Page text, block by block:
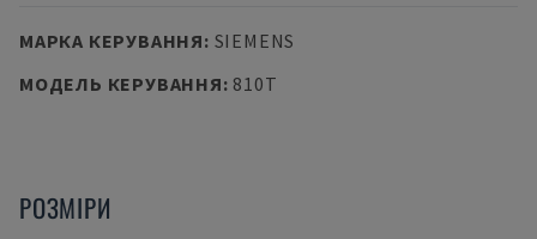
МАРКА КЕРУВАННЯ: SIEMENS
МОДЕЛЬ КЕРУВАННЯ: 810T
РОЗМІРИ